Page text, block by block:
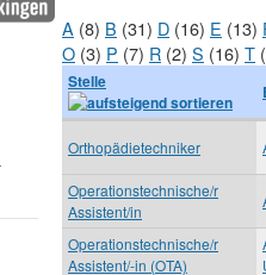
A (8) B (31) D (16) E (13)
O (3) P (7) R (2) S (16) T
Stelle
Orthopädietechniker
Operationstechnische/r
Assistent/in
Operationstechnische/r
Assistent/-in (OTA)